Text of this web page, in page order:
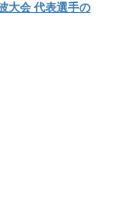
大会 代表選手の